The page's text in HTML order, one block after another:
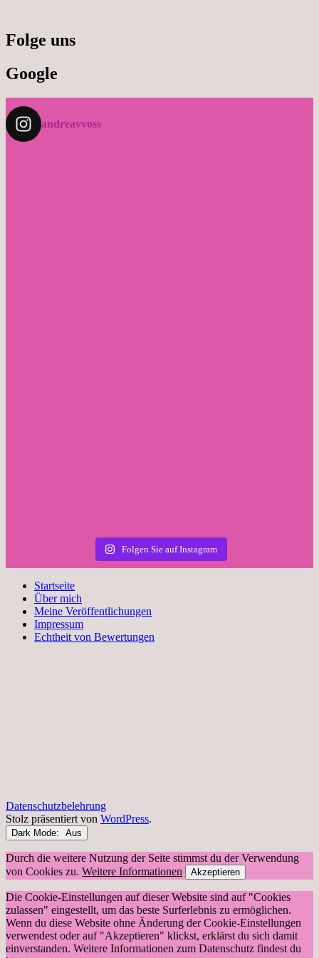
Folge uns
Google
andreavvoss
Folgen Sie auf Instagram
Startseite
Über mich
Meine Veröffentlichungen
Impressum
Echtheit von Bewertungen
Datenschutzbelehrung
Stolz präsentiert von WordPress.
Dark Mode:
Durch die weitere Nutzung der Seite stimmst du der Verwendung
von Cookies zu. Weitere Informationen Akzeptieren
Die Cookie-Einstellungen auf dieser Website sind auf "Cookies
zulassen" eingestellt, um das beste Surferlebnis zu ermöglichen.
Wenn du diese Website ohne Änderung der Cookie-Einstellungen
verwendest oder auf "Akzeptieren" klickst, erklärst du sich damit
einverstanden. Weitere Informationen zum Datenschutz findest du